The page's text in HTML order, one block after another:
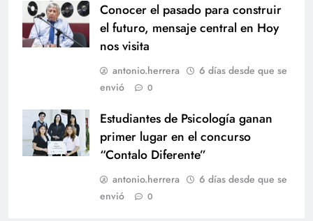
Conocer el pasado para construir
el futuro, mensaje central en Hoy
nos visita
antonio.herrera
6 días desde que se
envió
0
Estudiantes de Psicología ganan
primer lugar en el concurso
“Contalo Diferente”
antonio.herrera
6 días desde que se
envió
0